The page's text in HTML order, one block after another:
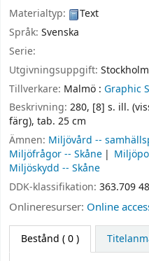
Materialtyp:
Text
Språk: Svenska
Serie:
Utgivningsuppgift:
Tillverkare: Malmö : Graphic
Beskrivning: 280, [8] s. ill.
färg), tab. 25 cm
Ämnen: Miljövård --
Miljöfrågor -- Skåne
Miljöskydd -- Skåne
DDK-klassifikation: 363.709
Onlineresurser: Online
Bestånd ( 0 )